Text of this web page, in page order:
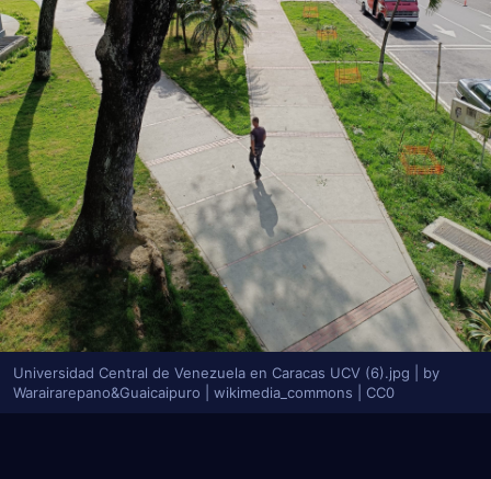
Universidad Central de Venezuela en Caracas UCV (6).jpg | by
Warairarepano&Guaicaipuro | wikimedia_commons | CC0